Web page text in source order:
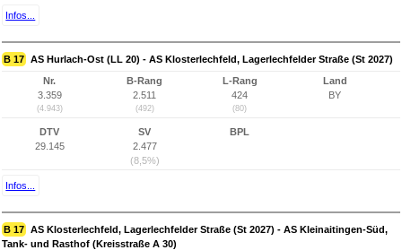
Infos...
B 17 AS Hurlach-Ost (LL 20) - AS Klosterlechfeld, Lagerlechfelder Straße (St 2027)
Nr.
3.359
(4.943)
B-Rang
2.511
(492)
L-Rang
424
(80)
Land
BY
DTV
29.145
SV
2.477
(8,5%)
BPL
Infos...
B 17 AS Klosterlechfeld, Lagerlechfelder Straße (St 2027) - AS Kleinaitingen-Süd,
Tank- und Rasthof (Kreisstraße A 30)